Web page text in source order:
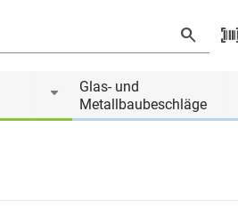
Glas- und
Metallbaubeschläge